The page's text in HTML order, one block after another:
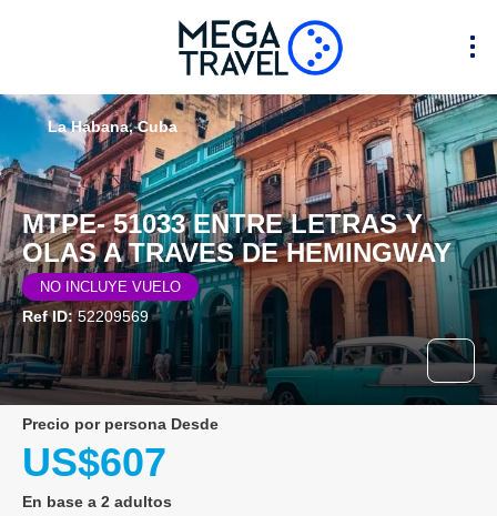
MTPE- 51033 ENTRE LETRAS Y
OLAS A TRAVES DE HEMINGWAY
NO INCLUYE VUELO
Ref ID:52209569
La Habana, Cuba
precio por persona Desde
US$607
En base a 2 adultos